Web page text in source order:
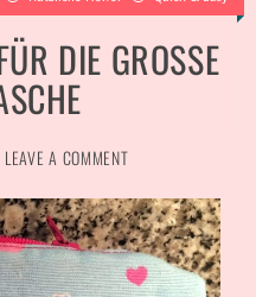
DIE GROSSE H
LEAVE A COMMENT